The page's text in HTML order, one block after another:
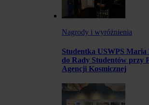
Nagrody i wyróżnienia
Studentka USWPS Maria
do Rady Studentów przy
Agencji Kosmicznej